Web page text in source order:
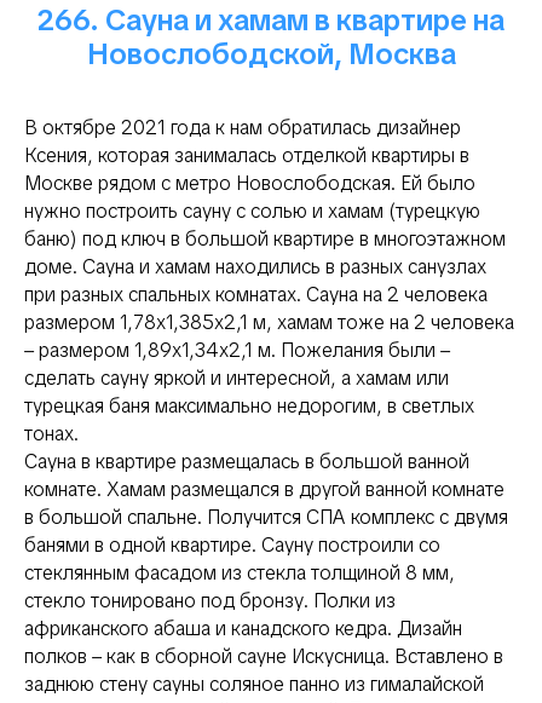
266. Сауна и хамам в квартире на
Новослободской, Москва
В октябре 2021 года к нам обратилась дизайнер
Ксения, которая занималась отделкой квартиры в
Москве рядом с метро Новослободская. Ей было
нужно построить сауну с солью и хамам (турецкую
баню) под ключ в большой квартире в многоэтажном
доме. Сауна и хамам находились в разных санузлах
при разных спальных комнатах. Сауна на 2 человека
размером 1,78х1,385х2,1 м, хамам тоже на 2 человека
– размером 1,89х1,34х2,1 м. Пожелания были –
сделать сауну яркой и интересной, а хамам или
турецкая баня максимально недорогим, в светлых
тонах.
Сауна в квартире размещалась в большой ванной
комнате. Хамам размещался в другой ванной комнате
в большой спальне. Получится СПА комплекс с двумя
банями в одной квартире. Сауну построили со
стеклянным фасадом из стекла толщиной 8 мм,
стекло тонировано под бронзу. Полки из
африканского абаша и канадского кедра. Дизайн
полков – как в сборной сауне Искусница. Вставлено в
заднюю стену сауны соляное панно из гималайской